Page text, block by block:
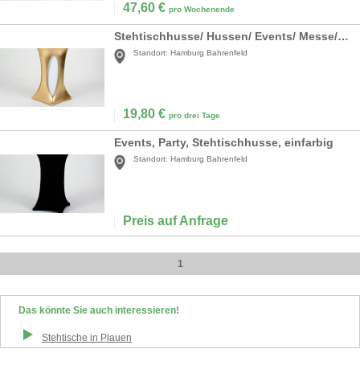
47,60 € pro Wochenende
Stehtischhusse/ Hussen/ Events/ Messe/ Party/ gold/ weiss/ zweifarbig
Standort: Hamburg Bahrenfeld
19,80 € pro drei Tage
Events, Party, Stehtischhusse, einfarbig
Standort: Hamburg Bahrenfeld
Preis auf Anfrage
1
Das könnte Sie auch interessieren!
Stehtische in Plauen